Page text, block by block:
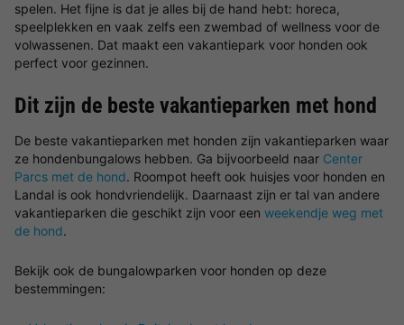
spelen. Het fijne is dat je alles bij de hand hebt: horeca,
speelplekken en vaak zelfs een zwembad of wellness voor de
volwassenen. Dat maakt een vakantiepark voor honden ook
perfect voor gezinnen.
Dit zijn de beste vakantieparken met hond
De beste vakantieparken met honden zijn vakantieparken waar
ze hondenbungalows hebben. Ga bijvoorbeeld naar Center
Parcs met de hond. Roompot heeft ook huisjes voor honden en
Landal is ook hondvriendelijk. Daarnaast zijn er tal van andere
vakantieparken die geschikt zijn voor een weekendje weg met
de hond.
Bekijk ook de bungalowparken voor honden op deze
bestemmingen: